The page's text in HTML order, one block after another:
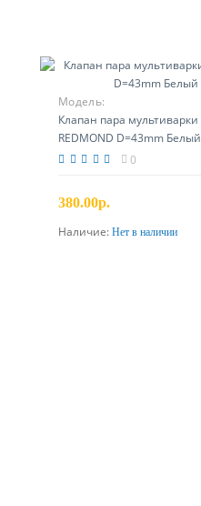
Модель:
Клапан пара мультиварки
REDMOND D=43mm Белый
0
380.00р.
Предзаказ
Наличие: Нет в наличии